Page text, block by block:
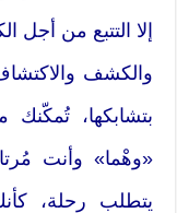
إلا التتبع من
والكشف
بتشابكها،
«وهْما» وأنت
يتطلب رحلة،